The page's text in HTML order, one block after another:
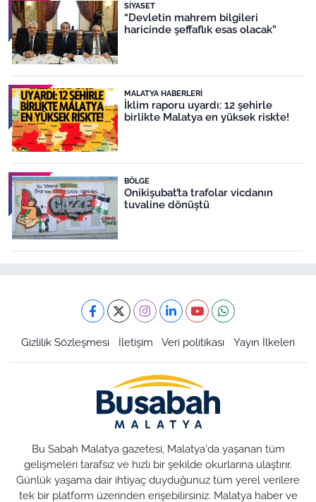
SIYASET
“Devletin mahrem bilgileri
haricinde şeffaflık esas olacak”
MALATYA HABERLERI
İklim raporu uyardı: 12 şehirle
birlikte Malatya en yüksek riskte!
BÖLGE
Onikişubat’ta trafolar vicdanın
tuvaline dönüştü
Gizlilik Sözleşmesi İletişim Veri politikası Yayın İlkeleri
Bu Sabah Malatya gazetesi, Malatya'da yaşanan tüm
gelişmeleri tarafsız ve hızlı bir şekilde okurlarına ulaştırır.
Günlük yaşama dair ihtiyaç duyduğunuz tüm yerel verilere
tek bir platform üzerinden erişebilirsiniz. Malatya haber ve